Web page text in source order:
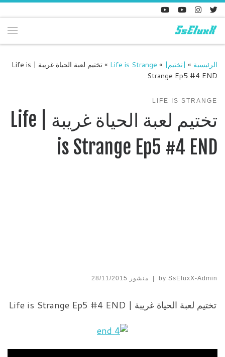
Skip to content
الرئيسية » |تختيم| »
Life is Strange
»
تختيم لعبة الحياة غريبة | Life is
Strange Ep5 #4 END
LIFE IS STRANGE
تختيم لعبة الحياة غريبة | Life
is Strange Ep5 #4 END
by SsEluxX-Admin
| منشور 28/11/2015
تختيم لعبة الحياة غريبة | Life is Strange Ep5 #4 END